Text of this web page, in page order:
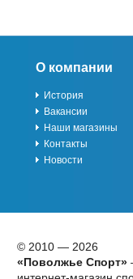
О компании
История
Вакансии
Наши магазины
Контакты
Новости
© 2010 — 2026
«Поволжье Спорт»